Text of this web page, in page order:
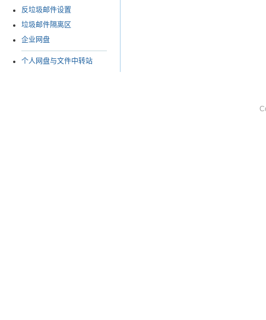
反垃圾邮件设置
垃圾邮件隔离区
企业网盘
个人网盘与文件中转站